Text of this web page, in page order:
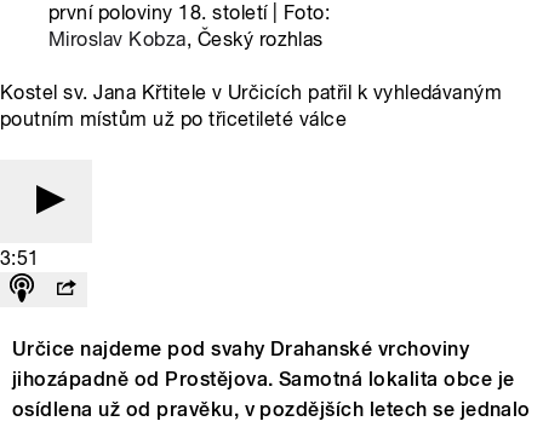
první poloviny 18. století | Foto:
Miroslav Kobza, Český rozhlas
Kostel sv. Jana Křtitele v Určicích patřil k vyhledávaným
poutním místům už po třicetileté válce
3:51
Určice najdeme pod svahy Drahanské vrchoviny
jihozápadně od Prostějova. Samotná lokalita obce je
osídlena už od pravěku, v pozdějších letech se jednalo